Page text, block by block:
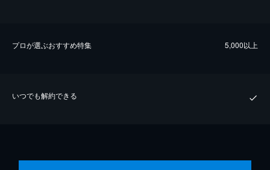
プロが選ぶおすすめ特集 5,000以上
いつでも解約できる